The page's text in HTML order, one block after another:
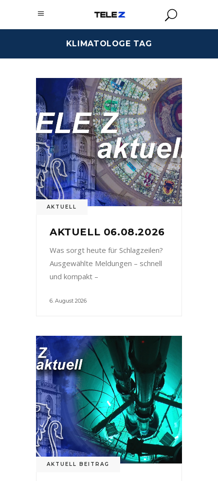
KLIMATOLOGE TAG
AKTUELL
AKTUELL 06.08.2026
Was sorgt heute für Schlagzeilen?
Ausgewählte Meldungen – schnell
und kompakt –
6. August 2026
AKTUELL BEITRAG